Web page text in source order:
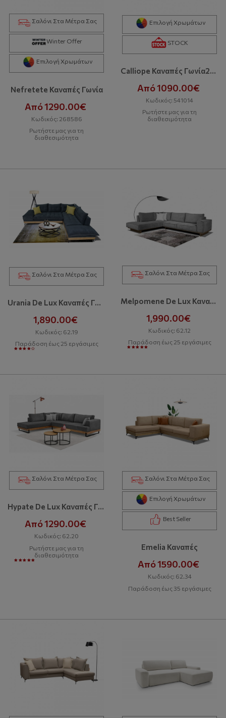
Σαλόνι Στα Μέτρα Σας
Winter Offer
Επιλογή Χρωμάτων
Nefretete Καναπές Γωνία
Από 1290.00€
Κωδικός: 268586
Ρωτήστε μας για τη
διαθεσιμότητα
Επιλογή Χρωμάτων
STOCK
Calliope Καναπές Γωνία280x220x90 Cm Με Αδιάβροχο-Easy Clean Ύφασμα Bazaar
Από 1090.00€
Κωδικός: 541014
Ρωτήστε μας για τη
διαθεσιμότητα
Σαλόνι Στα Μέτρα Σας
Urania De Lux Καναπές Γωνία
1,890.00€
Κωδικός: 62.19
Παράδοση έως 25 εργάσιμες
Σαλόνι Στα Μέτρα Σας
Melpomene De Lux Καναπές
1,990.00€
Κωδικός: 62.12
Παράδοση έως 25 εργάσιμες
Σαλόνι Στα Μέτρα Σας
Hypate De Lux Καναπές Γωνία
Από 1290.00€
Κωδικός: 62.20
Ρωτήστε μας για τη
διαθεσιμότητα
Σαλόνι Στα Μέτρα Σας
Επιλογή Χρωμάτων
Best Seller
Emelia Καναπές
Από 1590.00€
Κωδικός: 62.34
Παράδοση έως 35 εργάσιμες